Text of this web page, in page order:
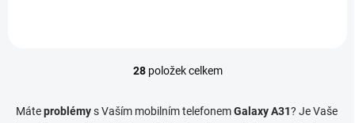
O
l
28položek celkem
Máteproblémys Vaším mobilním telefonemGalaxy A31? Je Vaše